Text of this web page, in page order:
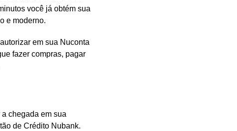
você já obtém sua
e moderno.
em sua Nuconta
fazer compras, pagar
chegada em sua
de Crédito Nubank.